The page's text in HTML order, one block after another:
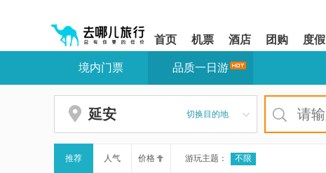
您
站
区,
本
首页 机票 酒店 团购 度假
您
站
区
境内门票 品质一日游
延安 切换目的地
推荐 人气 价格 游玩主题： 不限